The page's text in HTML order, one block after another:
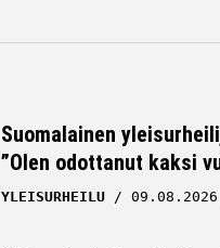
Suomalainen
”Olen odottanut kaksi
YLEISURHEILU 09.08.2026